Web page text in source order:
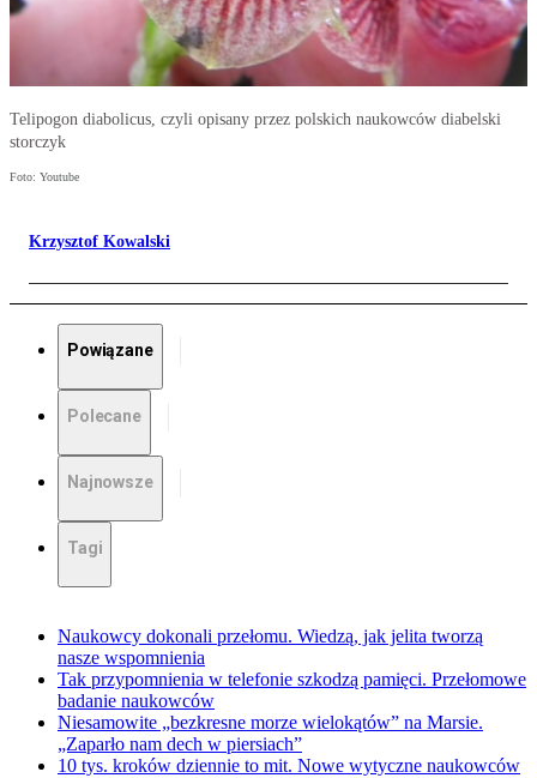
Telipogon diabolicus, czyli opisany przez polskich naukowców diabelski
storczyk
Foto: Youtube
Krzysztof Kowalski
Powiązane
Polecane
Najnowsze
Tagi
Naukowcy dokonali przełomu. Wiedzą, jak jelita tworzą
nasze wspomnienia
Tak przypomnienia w telefonie szkodzą pamięci. Przełomowe
badanie naukowców
Niesamowite „bezkresne morze wielokątów” na Marsie.
„Zaparło nam dech w piersiach”
10 tys. kroków dziennie to mit. Nowe wytyczne naukowców